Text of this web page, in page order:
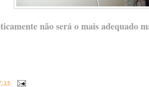
não será o mais adequado